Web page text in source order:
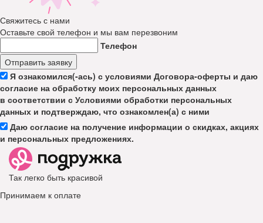
Свяжитесь с нами
Оставьте свой телефон и мы вам перезвоним
Телефон
Отправить заявку
Я ознакомился(-ась) с условиями Договора-оферты и даю
согласие на обработку моих персональных данных
в соответствии с Условиями обработки персональных
данных и подтверждаю, что ознакомлен(а) с ними
Даю согласие на получение информации о скидках, акциях
и персональных предложениях.
Так легко быть красивой
Принимаем к оплате